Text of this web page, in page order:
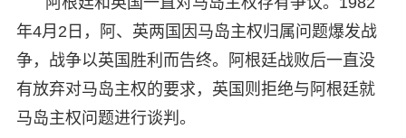
年4月2日，阿、英两国因马岛主权归属问题爆发战
争，战争以英国胜利而告终。阿根廷战败后一直没
有放弃对马岛主权的要求，英国则拒绝与阿根廷就
马岛主权问题进行谈判。